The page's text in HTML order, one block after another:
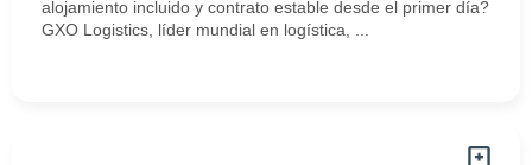
alojamiento incluido y contrato estable desde el primer día?
GXO Logistics, líder mundial en logística, ...